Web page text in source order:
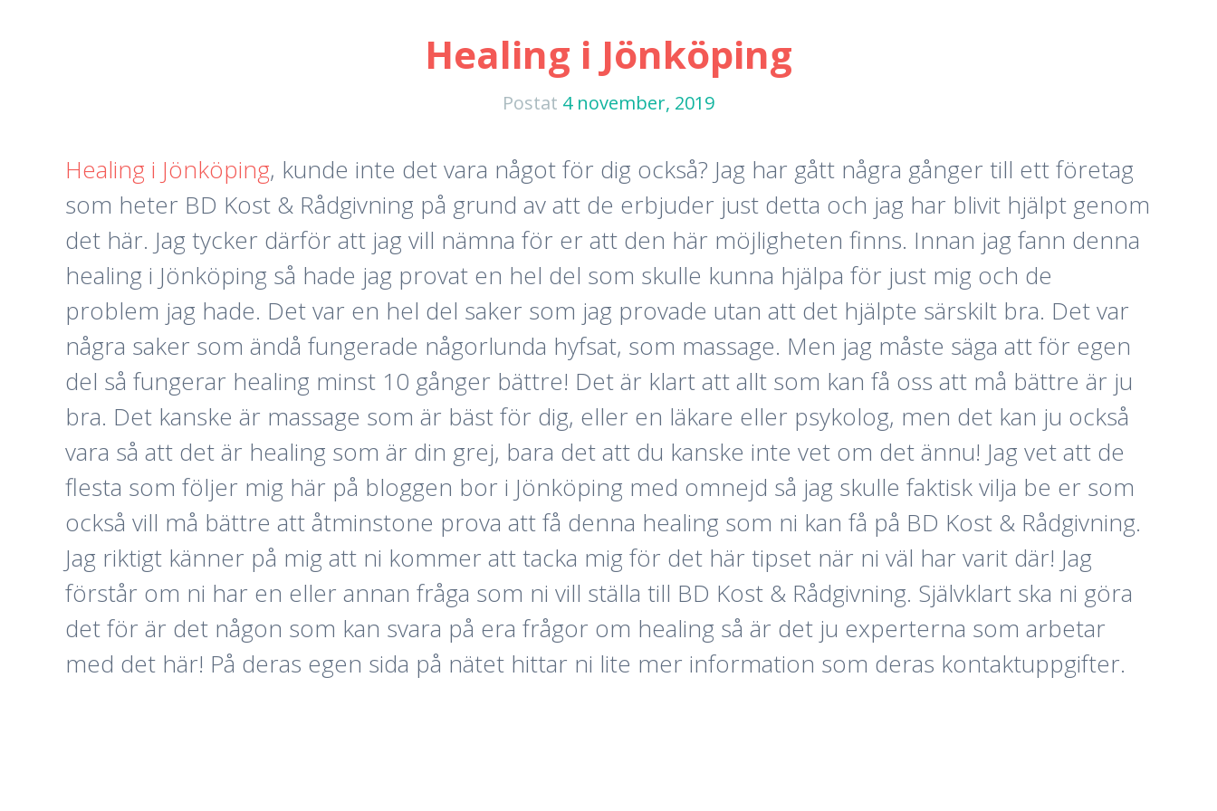
Healing i Jönköping
Postat 4 november, 2019
Healing i Jönköping, kunde inte det vara något för dig också? Jag har gått några gånger till ett företag
som heter BD Kost & Rådgivning på grund av att de erbjuder just detta och jag har blivit hjälpt genom
det här. Jag tycker därför att jag vill nämna för er att den här möjligheten finns. Innan jag fann denna
healing i Jönköping så hade jag provat en hel del som skulle kunna hjälpa för just mig och de
problem jag hade. Det var en hel del saker som jag provade utan att det hjälpte särskilt bra. Det var
några saker som ändå fungerade någorlunda hyfsat, som massage. Men jag måste säga att för egen
del så fungerar healing minst 10 gånger bättre! Det är klart att allt som kan få oss att må bättre är ju
bra. Det kanske är massage som är bäst för dig, eller en läkare eller psykolog, men det kan ju också
vara så att det är healing som är din grej, bara det att du kanske inte vet om det ännu! Jag vet att de
flesta som följer mig här på bloggen bor i Jönköping med omnejd så jag skulle faktisk vilja be er som
också vill må bättre att åtminstone prova att få denna healing som ni kan få på BD Kost & Rådgivning.
Jag riktigt känner på mig att ni kommer att tacka mig för det här tipset när ni väl har varit där! Jag
förstår om ni har en eller annan fråga som ni vill ställa till BD Kost & Rådgivning. Självklart ska ni göra
det för är det någon som kan svara på era frågor om healing så är det ju experterna som arbetar
med det här! På deras egen sida på nätet hittar ni lite mer information som deras kontaktuppgifter.